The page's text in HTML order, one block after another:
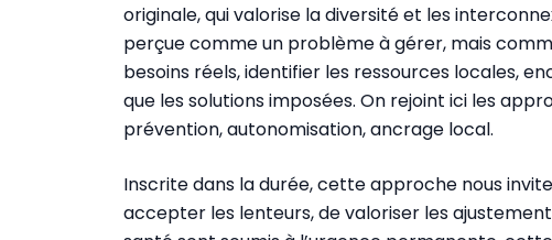
originale, qui valorise la diversité et les
perçue comme un problème à gérer, mais
besoins réels, identifier les ressources locales,
que les solutions imposées. On rejoint ici les
prévention, autonomisation, ancrage local.
Inscrite dans la durée, cette approche nous
accepter les lenteurs, de valoriser les